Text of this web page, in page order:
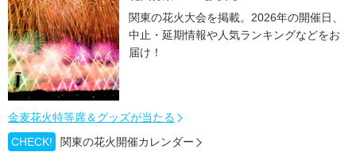
関東の花火大会を掲載。2026年の開催日、
中止・延期情報や人気ランキングなどをお
届け！
金麦花火特等席＆グッズが当たる
CHECK!
関東の花火開催カレンダー